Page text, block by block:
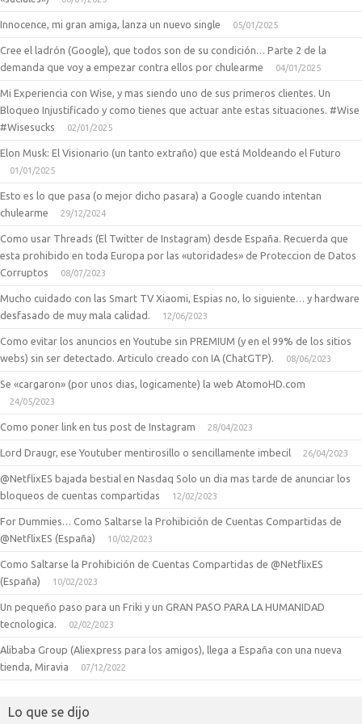
Innocence, mi gran amiga, lanza un nuevo single 05/01/2025
Cree el ladrón (Google), que todos son de su condición… Parte 2 de la
demanda que voy a empezar contra ellos por chulearme
04/01/2025
Mi Experiencia con Wise, y mas siendo uno de sus primeros clientes. Un
Bloqueo Injustificado y como tienes que actuar ante estas situaciones. #Wise
#Wisesucks
02/01/2025
Elon Musk: El Visionario (un tanto extraño) que está Moldeando el Futuro
01/01/2025
Esto es lo que pasa (o mejor dicho pasara) a Google cuando intentan
chulearme
29/12/2024
Como usar Threads (El Twitter de Instagram) desde España. Recuerda que
esta prohibido en toda Europa por las «utoridades» de Proteccion de Datos
Corruptos
08/07/2023
Mucho cuidado con las Smart TV Xiaomi, Espias no, lo siguiente… y hardware
desfasado de muy mala calidad.
12/06/2023
Como evitar los anuncios en Youtube sin PREMIUM (y en el 99% de los sitios
webs) sin ser detectado. Articulo creado con IA (ChatGTP).
08/06/2023
Se «cargaron» (por unos dias, logicamente) la web AtomoHD.com
24/05/2023
Como poner link en tus post de Instagram 28/04/2023
Lord Draugr, ese Youtuber mentirosillo o sencillamente imbecil 26/04/2023
@NetflixES bajada bestial en Nasdaq Solo un dia mas tarde de anunciar los
bloqueos de cuentas compartidas
12/02/2023
For Dummies… Como Saltarse la Prohibición de Cuentas Compartidas de
@NetflixES (España)
10/02/2023
Como Saltarse la Prohibición de Cuentas Compartidas de @NetflixES
(España)
10/02/2023
Un pequeño paso para un Friki y un GRAN PASO PARA LA HUMANIDAD
tecnologica.
02/02/2023
Alibaba Group (Aliexpress para los amigos), llega a España con una nueva
tienda, Miravia
07/12/2022
Lo que se dijo